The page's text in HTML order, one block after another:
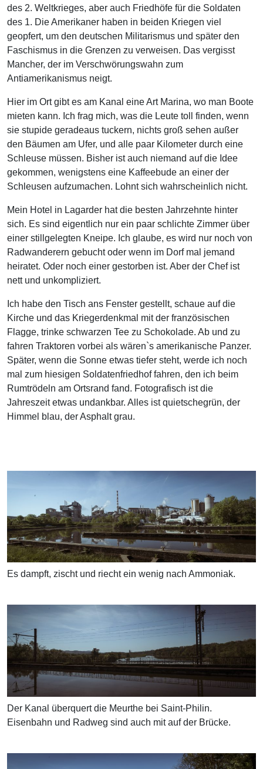
des 2. Weltkrieges, aber auch Friedhöfe für die Soldaten
des 1. Die Amerikaner haben in beiden Kriegen viel
geopfert, um den deutschen Militarismus und später den
Faschismus in die Grenzen zu verweisen. Das vergisst
Mancher, der im Verschwörungswahn zum
Antiamerikanismus neigt.
Hier im Ort gibt es am Kanal eine Art Marina, wo man Boote
mieten kann. Ich frag mich, was die Leute toll finden, wenn
sie stupide geradeaus tuckern, nichts groß sehen außer
den Bäumen am Ufer, und alle paar Kilometer durch eine
Schleuse müssen. Bisher ist auch niemand auf die Idee
gekommen, wenigstens eine Kaffeebude an einer der
Schleusen aufzumachen. Lohnt sich wahrscheinlich nicht.
Mein Hotel in Lagarder hat die besten Jahrzehnte hinter
sich. Es sind eigentlich nur ein paar schlichte Zimmer über
einer stillgelegten Kneipe. Ich glaube, es wird nur noch von
Radwanderern gebucht oder wenn im Dorf mal jemand
heiratet. Oder noch einer gestorben ist. Aber der Chef ist
nett und unkompliziert.
Ich habe den Tisch ans Fenster gestellt, schaue auf die
Kirche und das Kriegerdenkmal mit der französischen
Flagge, trinke schwarzen Tee zu Schokolade. Ab und zu
fahren Traktoren vorbei als wären`s amerikanische Panzer.
Später, wenn die Sonne etwas tiefer steht, werde ich noch
mal zum hiesigen Soldatenfriedhof fahren, den ich beim
Rumtrödeln am Ortsrand fand. Fotografisch ist die
Jahreszeit etwas undankbar. Alles ist quietschegrün, der
Himmel blau, der Asphalt grau.
Es dampft, zischt und riecht ein wenig nach Ammoniak.
Der Kanal überquert die Meurthe bei Saint-Philin.
Eisenbahn und Radweg sind auch mit auf der Brücke.